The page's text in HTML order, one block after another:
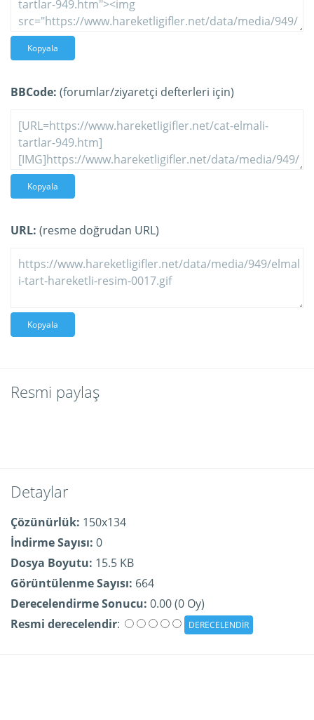
Kopyala
BBCode: (forumlar/ziyaretçi defterleri için)
Kopyala
URL: (resme doğrudan URL)
Kopyala
Resmi paylaş
Detaylar
Çözünürlük: 150x134
İndirme Sayısı: 0
Dosya Boyutu: 15.5 KB
Görüntülenme Sayısı: 664
Derecelendirme Sonucu: 0.00 (0 Oy)
Resmi derecelendir: